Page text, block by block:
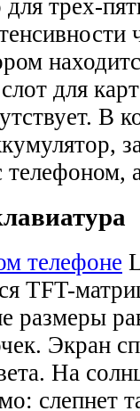
для трех-
для
В
телефоном,
телефоне
TFT-
размеры
Экран
На
слепнет